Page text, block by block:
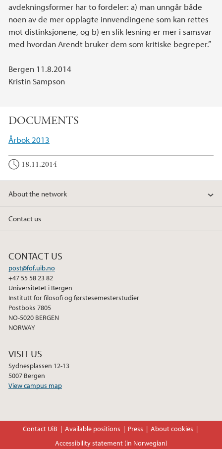
avdekningsformer har to fordeler: a) man unngår både
noen av de mer opplagte innvendingene som kan rettes
mot distinksjonene, og b) en slik lesning er mer i samsvar
med hvordan Arendt bruker dem som kritiske begreper.”
Bergen 11.8.2014
Kristin Sampson
DOCUMENTS
Årbok 2013
18.11.2014
About the network
Contact us
CONTACT US
post@fof.uib.no
+47 55 58 23 82
Universitetet i Bergen
Institutt for filosofi og førstesemesterstudier
Postboks 7805
NO-5020 BERGEN
NORWAY
VISIT US
Sydnesplassen 12-13
5007 Bergen
View campus map
Contact UiB Available positions Press
About cookies
Accessibility statement (in Norwegian)